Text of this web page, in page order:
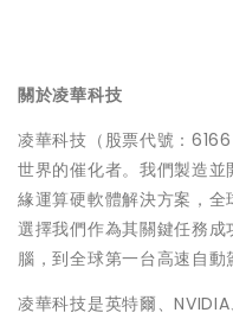
關於凌華科技
凌華科技（股票代號：
世界的催化者。我們製造
緣運算硬軟體解決方案，全
選擇我們作為其關鍵任務
腦，到全球第一台高速自動
凌華科技是英特爾、